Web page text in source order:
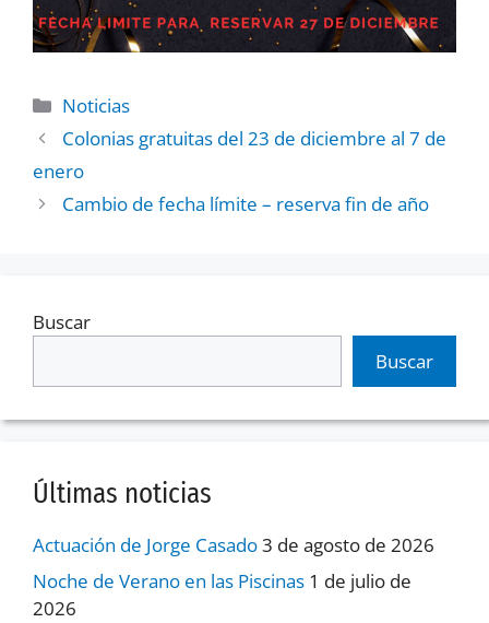
Noticias
Colonias gratuitas del 23 de diciembre al 7 de
enero
Cambio de fecha límite – reserva fin de año
Buscar
Buscar
Últimas noticias
Actuación de Jorge Casado3 de agosto de 2026
Noche de Verano en las Piscinas 1 de julio de
2026